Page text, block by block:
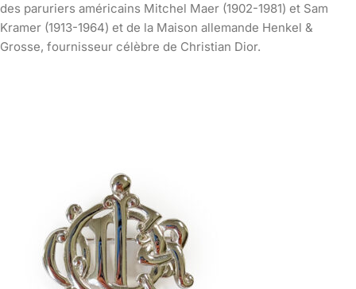
des paruriers américains Mitchel Maer (1902-1981) et Sam
Kramer (1913-1964) et de la Maison allemande Henkel &
Grosse, fournisseur célèbre de Christian Dior.